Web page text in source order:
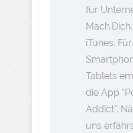
für
iTunes.
Tablets
die App
Addict".
uns